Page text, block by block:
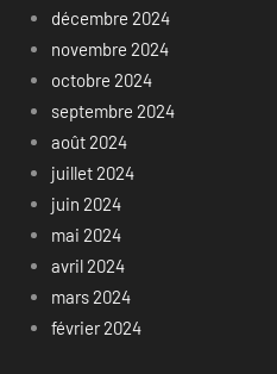
décembre 2024
novembre 2024
octobre 2024
septembre 2024
août 2024
juillet 2024
juin 2024
mai 2024
avril 2024
mars 2024
février 2024